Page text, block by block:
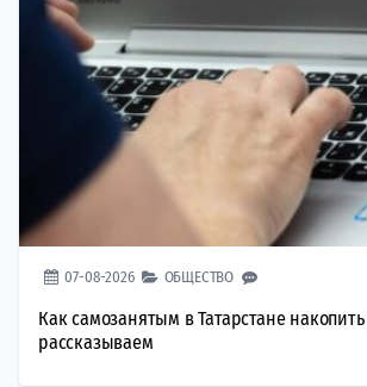
07-08-2026 ОБЩЕСТВО
Как самозанятым в Татарстане
рассказываем